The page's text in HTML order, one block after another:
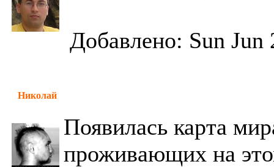
Добавлено: Sun Jun
Николай
Появилась карта
проживающих на